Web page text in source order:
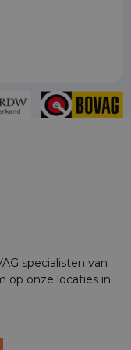
specialisten van
op onze locaties in